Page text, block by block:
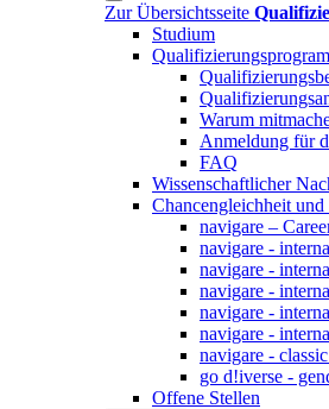
Zur Übersichtsseite
Studium
Warum
Anmeldung für
FAQ
Wissenschaftlicher
Chancengleichheit
navigare –
navigare -
navigare -
navigare -
navigare -
navigare -
navigare -
go d!iverse -
Offene Stellen